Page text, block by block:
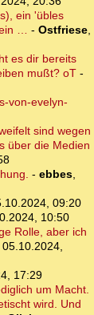
ein 'übles
… - Ostfriese,
es dir bereits
mußt? oT -
von-evelyn-
sind wegen
über die Medien
- ebbes,
09:20
10:50
Rolle, aber ich
05.10.2024,
17:29
um Macht.
wird. Und